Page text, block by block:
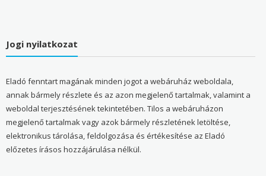
Jogi nyilatkozat
Eladó fenntart magának minden jogot a webáruház weboldala,
annak bármely részlete és az azon megjelenő tartalmak, valamint a
weboldal terjesztésének tekintetében. Tilos a webáruházon
megjelenő tartalmak vagy azok bármely részletének letöltése,
elektronikus tárolása, feldolgozása és értékesítése az Eladó
előzetes írásos hozzájárulása nélkül.